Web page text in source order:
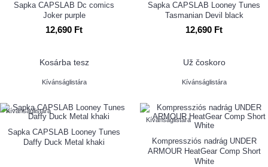
Sapka CAPSLAB Dc comics
Joker purple
12,690 Ft
Kosárba tesz
Kívánságlistára
Sapka CAPSLAB Looney Tunes
Tasmanian Devil black
12,690 Ft
Už čoskoro
Kívánságlistára
Kívánságlistára
Sapka CAPSLAB Looney Tunes
Daffy Duck Metal khaki
Kívánságlistára
Kompressziós nadrág UNDER
ARMOUR HeatGear Comp Short
White